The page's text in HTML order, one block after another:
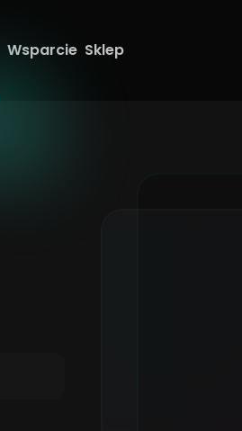
Wsparcie Sklep